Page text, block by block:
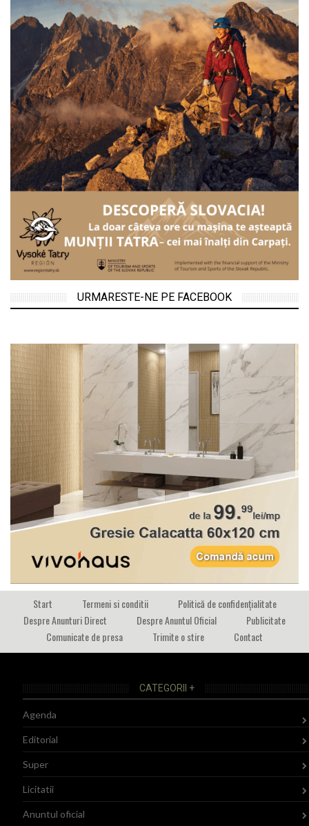
URMARESTE-NE PE FACEBOOK
Start Termeni si conditii
Politică de confidențialitate
Despre Anunturi Direct
Despre Anuntul Oficial
Publicitate
Comunicate de presa
Trimite o stire Contact
CATEGORII +
Agenda
Editorial
Super
Licitatii
Anuntul oficial